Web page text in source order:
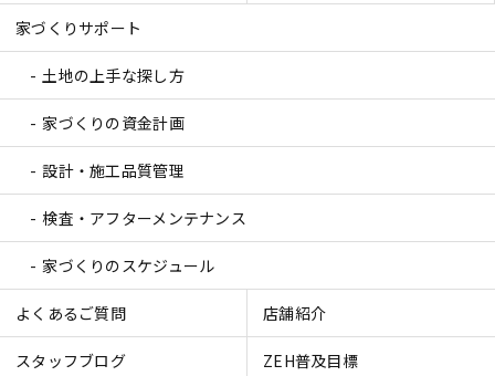
家づくりサポート
土地の上手な探し方
家づくりの資金計画
設計・施工品質管理
検査・アフターメンテナンス
家づくりのスケジュール
よくあるご質問 店舗紹介
スタッフブログ ZEH普及目標